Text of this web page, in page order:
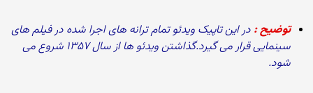
توضیح : در این تاپیک ویدئو تمام ترانه های اجرا شده در فیلم های
سینمایی قرار می گیرد.گذاشتن ویدئو ها از سال ۱۳۵۷ شروع می
شود.